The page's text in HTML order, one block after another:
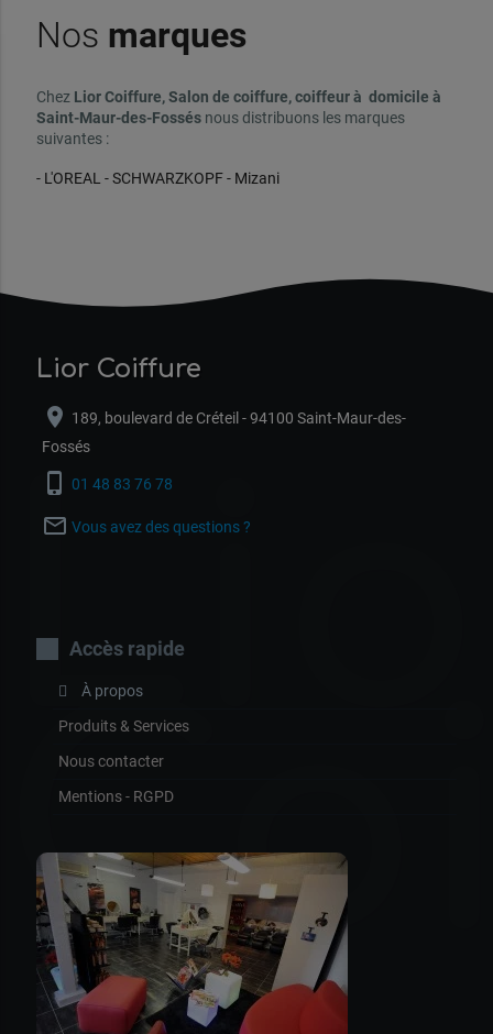
Nos marques
Chez Lior Coiffure, Salon de coiffure, coiffeur à domicile à
Saint-Maur-des-Fossésnous distribuons les marques
suivantes :
- L'OREAL - SCHWARZKOPF - Mizani
Lior Coiffure
location_on 189, boulevard de Créteil - 94100 Saint-Maur-des-
Fossés
phone_iphone 01 48 83 76 78
mail_outline Vous avez des questions ?
Accès rapide
À propos
Produits & Services
Nous contacter
Mentions - RGPD